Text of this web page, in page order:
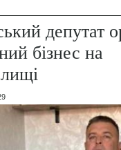
депутат
бізнес на